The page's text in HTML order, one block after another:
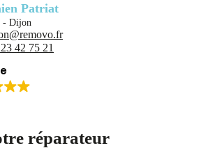
Patriat
- Dijon
42 75 21
réparateur